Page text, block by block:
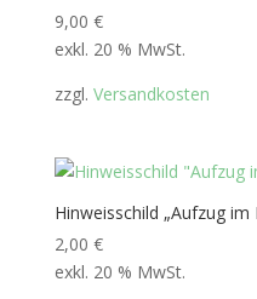
9,00 €
exkl. 20 % MwSt.
zzgl. Versandkosten
Hinweisschild „Aufzug
2,00 €
exkl. 20 % MwSt.